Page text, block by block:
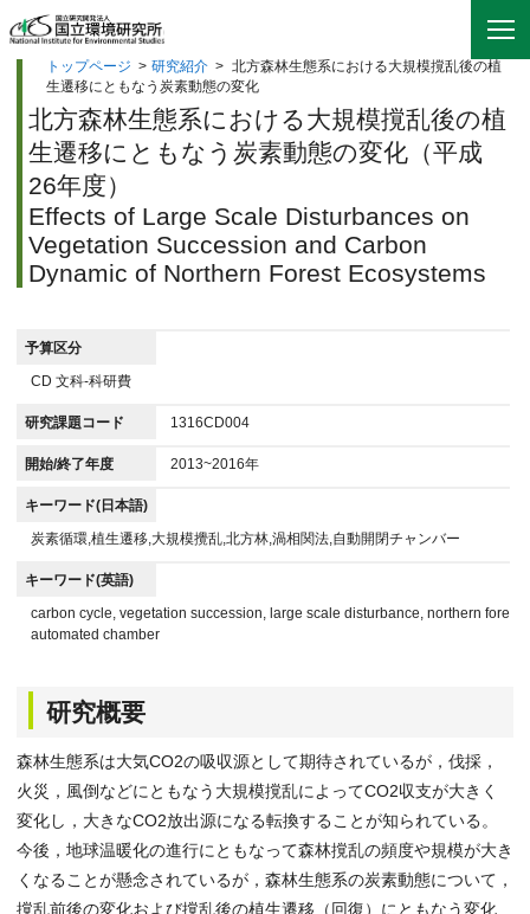
トップページ > 研究紹介 > 北方森林生態系における大規模撹乱後の植
生遷移にともなう炭素動態の変化
北方森林生態系における大規模撹乱後の植
生遷移にともなう炭素動態の変化（平成
26年度）
Effects of Large Scale Disturbances on
Vegetation Succession and Carbon
Dynamic of Northern Forest Ecosystems
予算区分
CD 文科-科研費
研究課題コード 1316CD004
開始/終了年度 2013~2016年
キーワード(日本語)
炭素循環,植生遷移,大規模攪乱,北方林,渦相関法,自動開閉チャンバー
キーワード(英語)
carbon cycle, vegetation succession, large scale disturbance, northern forest,
automated chamber
研究概要
森林生態系は大気CO2の吸収源として期待されているが，伐採，
火災，風倒などにともなう大規模撹乱によってCO2収支が大きく
変化し，大きなCO2放出源になる転換することが知られている。
今後，地球温暖化の進行にともなって森林撹乱の頻度や規模が大き
くなることが懸念されているが，森林生態系の炭素動態について，
撹乱前後の変化および撹乱後の植生遷移（回復）にともなう変化